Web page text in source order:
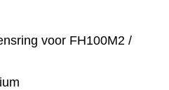
voor FH100M2 /